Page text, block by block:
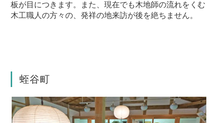
板が目につきます。また、現在でも木地師の流れをくむ
木工職人の方々の、発祥の地来訪が後を絶ちません。
蛭谷町